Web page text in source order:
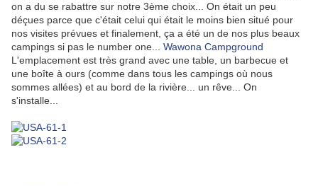
on a du se rabattre sur notre 3ème choix... On était un peu
déçues parce que c'était celui qui était le moins bien situé pour
nos visites prévues et finalement, ça a été un de nos plus beaux
campings si pas le number one... Wawona Campground
L'emplacement est très grand avec une table, un barbecue et
une boîte à ours (comme dans tous les campings où nous
sommes allées) et au bord de la rivière... un rêve... On
s'installe...